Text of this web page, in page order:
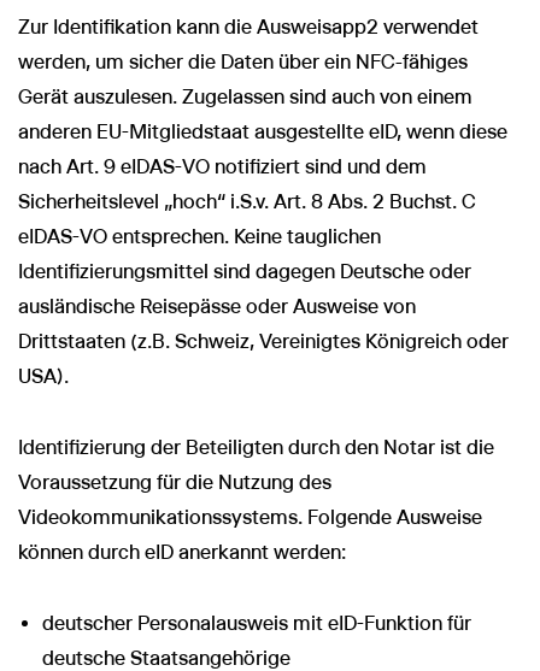
Zur Identifikation kann die Ausweisapp2 verwendet
werden, um sicher die Daten über ein NFC-fähiges
Gerät auszulesen. Zugelassen sind auch von einem
anderen EU-Mitgliedstaat ausgestellte eID, wenn diese
nach Art. 9 eIDAS-VO notifiziert sind und dem
Sicherheitslevel „hoch“ i.S.v. Art. 8 Abs. 2 Buchst. C
eIDAS-VO entsprechen. Keine tauglichen
Identifizierungsmittel sind dagegen Deutsche oder
ausländische Reisepässe oder Ausweise von
Drittstaaten (z.B. Schweiz, Vereinigtes Königreich oder
USA).
Identifizierung der Beteiligten durch den Notar ist die
Voraussetzung für die Nutzung des
Videokommunikationssystems. Folgende Ausweise
können durch eID anerkannt werden:
deutscher Personalausweis mit eID-Funktion für
deutsche Staatsangehörige